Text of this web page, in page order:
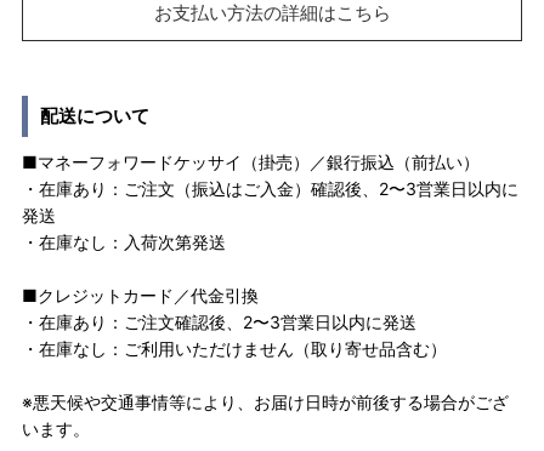
お支払い方法の詳細はこちら
配送について
■マネーフォワードケッサイ（掛売）／銀行振込（前払い）
・在庫あり：ご注文（振込はご入金）確認後、2〜3営業日以内に
発送
・在庫なし：入荷次第発送
■クレジットカード／代金引換
・在庫あり：ご注文確認後、2〜3営業日以内に発送
・在庫なし：ご利用いただけません（取り寄せ品含む）
※悪天候や交通事情等により、お届け日時が前後する場合がござ
います。